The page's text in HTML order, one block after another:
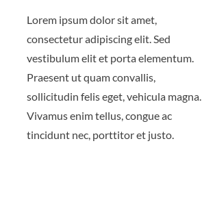
Lorem ipsum dolor sit amet,
consectetur adipiscing elit. Sed
vestibulum elit et porta elementum.
Praesent ut quam convallis,
sollicitudin felis eget, vehicula magna.
Vivamus enim tellus, congue ac
tincidunt nec, porttitor et justo.